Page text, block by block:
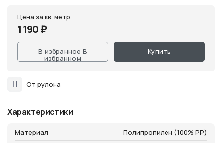
Цена за кв. метр
1 190 ₽
В избранное В
избранном
Купить
От рулона
Характеристики
Материал
Полипропилен (100% PP)